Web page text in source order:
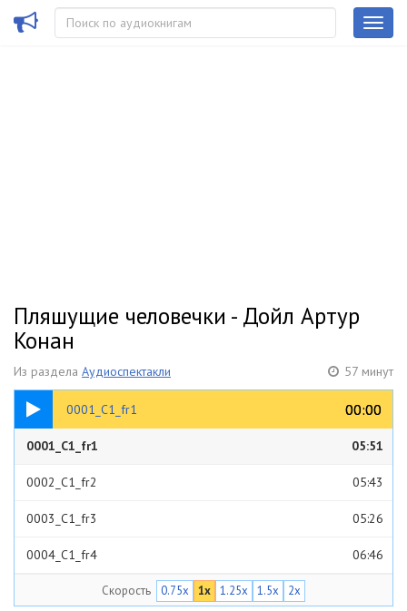
Пляшущие человечки - Дойл Артур
Конан
Из раздела Аудиоспектакли 57 минут
0001_C1_fr1 00:00
00:00
05:51
0001_C1_fr1 05:51
0002_C1_fr2 05:43
0003_C1_fr3 05:26
0004_C1_fr4 06:46
Скорость 0.75x 1x 1.25x 1.5x 2x